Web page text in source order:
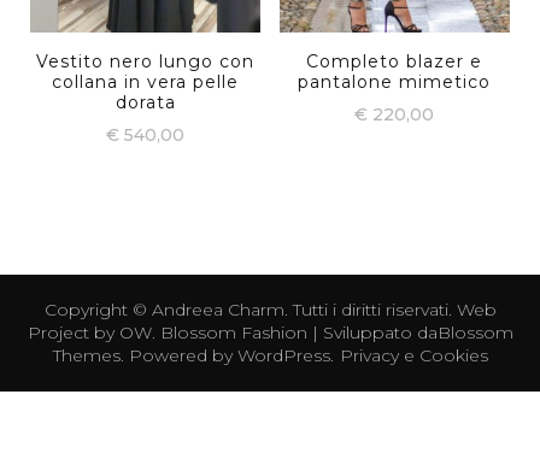
Vestito nero lungo con
collana in vera pelle
dorata
€ 540,00
Completo blazer e
pantalone mimetico
€ 220,00
Copyright © Andreea Charm . Tutti i diritti riservati. Web
Project by OW. Blossom Fashion | Sviluppato daBlossom
Themes. Powered by WordPress. Privacy e Cookies